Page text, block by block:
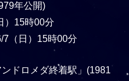
年公開)
）15時00分
7（日）15時00分
ドロメダ終着駅」(1981